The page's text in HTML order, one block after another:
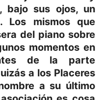
bajo sus ojos, un
Los mismos que
del piano sobre
momentos en
de la parte
a los Placeres
a su último